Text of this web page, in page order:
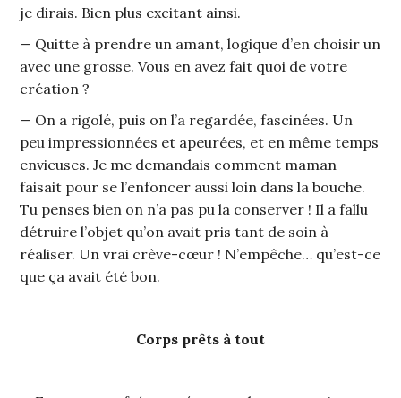
je dirais. Bien plus excitant ainsi.
— Quitte à prendre un amant, logique d’en choisir un
avec une grosse. Vous en avez fait quoi de votre
création ?
— On a rigolé, puis on l’a regardée, fascinées. Un
peu impressionnées et apeurées, et en même temps
envieuses. Je me demandais comment maman
faisait pour se l’enfoncer aussi loin dans la bouche.
Tu penses bien on n’a pas pu la conserver ! Il a fallu
détruire l’objet qu’on avait pris tant de soin à
réaliser. Un vrai crève-cœur ! N’empêche… qu’est-ce
que ça avait été bon.
Corps prêts à tout